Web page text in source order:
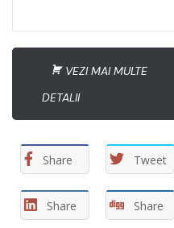
VEZI MAI MULTE
DETALII
Share Tweet
Share Share